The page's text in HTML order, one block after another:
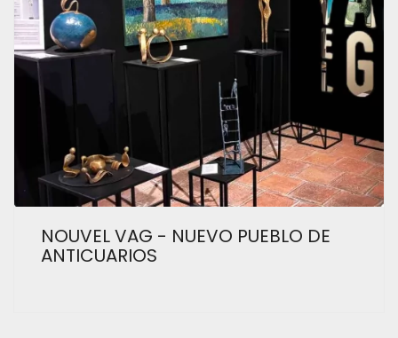
NOUVEL VAG - NUEVO PUEBLO DE
ANTICUARIOS